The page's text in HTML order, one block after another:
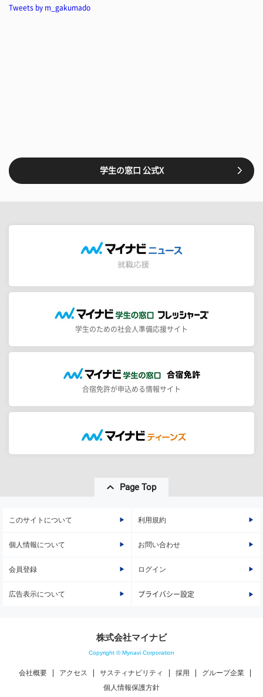
Tweets by m_gakumado
学生の窓口 公式X
学生のための社会人準備応援サイト
合宿免許が申込める情報サイト
Page Top
このサイトについて 利用規約
個人情報について お問い合わせ
会員登録 ログイン
広告表示について プライバシー設定
株式会社マイナビ
Copyright © Mynavi Corporation
会社概要 アクセス サスティナビリティ 採用
グループ企業
個人情報保護方針